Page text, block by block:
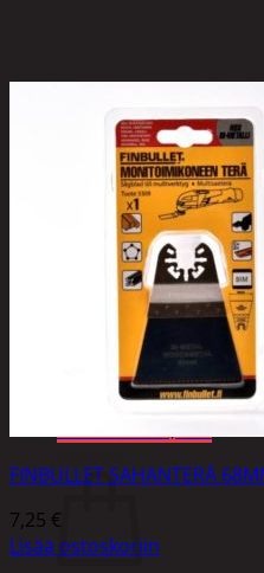
FINBULLET SAHANTERÄ
7,25 €
Lisää ostoskoriin